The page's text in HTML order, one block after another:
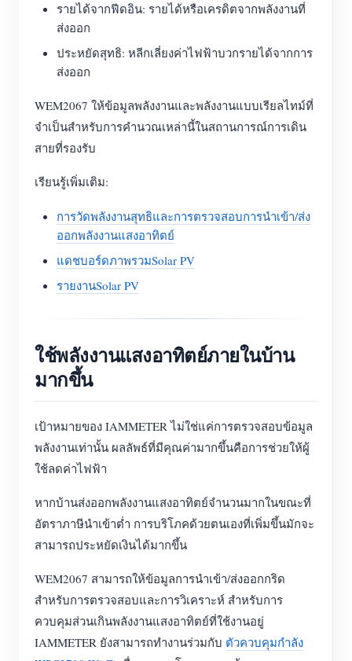
รายได้จากฟีดอิน: รายได้หรือเครดิตจากพลังงานที่
ส่งออก
ประหยัดสุทธิ: หลีกเลี่ยงค่าไฟฟ้าบวกรายได้จากการ
ส่งออก
WEM2067 ให้ข้อมูลพลังงานและพลังงานแบบเรียลไทม์ที่
จำเป็นสำหรับการคำนวณเหล่านี้ในสถานการณ์การเดิน
สายที่รองรับ
เรียนรู้เพิ่มเติม:
การวัดพลังงานสุทธิและการตรวจสอบการนำเข้า/ส่ง
ออกพลังงานแสงอาทิตย์
แดชบอร์ดภาพรวมSolar PV
รายงานSolar PV
ใช้พลังงานแสงอาทิตย์ภายในบ้าน
มากขึ้น
เป้าหมายของ IAMMETER ไม่ใช่แค่การตรวจสอบข้อมูล
พลังงานเท่านั้น ผลลัพธ์ที่มีคุณค่ามากขึ้นคือการช่วยให้ผู้
ใช้ลดค่าไฟฟ้า
หากบ้านส่งออกพลังงานแสงอาทิตย์จำนวนมากในขณะที่
อัตราภาษีนำเข้าต่ำ การบริโภคด้วยตนเองที่เพิ่มขึ้นมักจะ
สามารถประหยัดเงินได้มากขึ้น
WEM2067 สามารถให้ข้อมูลการนำเข้า/ส่งออกกริด
สำหรับการตรวจสอบและการวิเคราะห์ สำหรับการ
ควบคุมส่วนเกินพลังงานแสงอาทิตย์ที่ใช้งานอยู่
IAMMETER ยังสามารถทำงานร่วมกับ ตัวควบคุมกำลัง